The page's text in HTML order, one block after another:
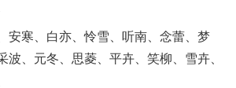
安寒、白亦、怜雪、听南、念蕾、梦
波、元冬、思菱、平卉、笑柳、雪卉、